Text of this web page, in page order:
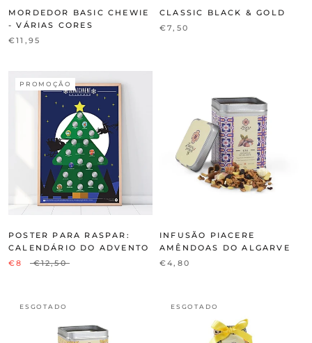
MORDEDOR BASIC CHEWIE
- VÁRIAS CORES
€11,95
CLASSIC BLACK & GOLD
€7,50
PROMOÇÃO
POSTER PARA RASPAR:
CALENDÁRIO DO ADVENTO
€8
€12,50
INFUSÃO PIACERE
AMÊNDOAS DO ALGARVE
€4,80
ESGOTADO ESGOTADO